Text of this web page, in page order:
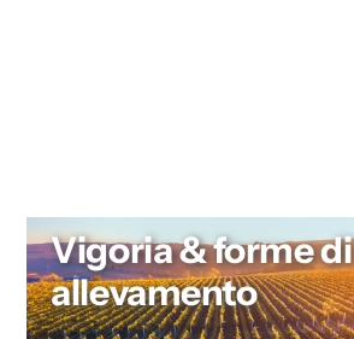
Vigoria & forme di
allevamento